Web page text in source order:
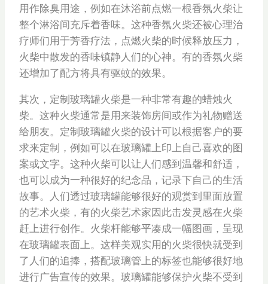
用作除臭用途，例如在沐浴前点燃一根香氛火柴让
整个淋浴间充斥着香味。这种香氛火柴还被心理治
疗师们用于芳香疗法，点燃火柴的时候释放压力，
火柴中散发的香味镇静人们的心神。有的香氛火柴
还增加了配方将具有驱蚊的效果。
其次，定制玻璃罐火柴是一种非常有趣的蜡烛火
柴。这种火柴通常是用来装饰房间或作为礼物赠送
给朋友。定制玻璃罐火柴的设计可以根据客户的要
求来定制，例如可以在玻璃罐上印上自己喜欢的图
案或文字。这种火柴可以让人们感到温馨和舒适，
也可以成为一种很好的纪念品，记录下自己的生活
故事。人们透过玻璃罐能够很好的观赏到里面放置
的艺术火柴，有的火柴艺术家因此击发灵感在火柴
赶上进行创作。火柴杆能够平凑成一幅图画，呈现
在玻璃罐表面上。这样美观实用的火柴很快就受到
了人们的追捧，搭配玻璃管上的标签也能够很好地
进行广告宣传的效果。玻璃罐能够保护火柴不受到